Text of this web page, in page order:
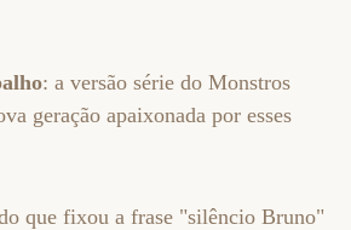
: a versão série do Monstros
geração apaixonada por esses
que fixou a frase "silêncio Bruno"